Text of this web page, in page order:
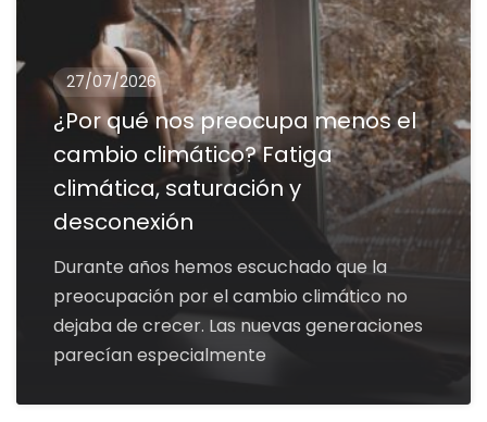
27/07/2026
¿Por qué nos preocupa menos el
cambio climático? Fatiga
climática, saturación y
desconexión
Durante años hemos escuchado que la
preocupación por el cambio climático no
dejaba de crecer. Las nuevas generaciones
parecían especialmente